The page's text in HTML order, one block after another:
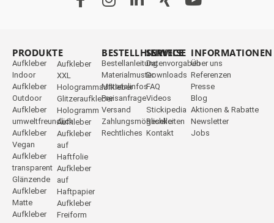
PRODUKTE
Aufkleber
Indoor
Aufkleber
Outdoor
Aufkleber
umweltfreundlich
Aufkleber
Vegan
Aufkleber
transparent
Glänzende
Aufkleber
Matte
Aufkleber
_
Aufkleber
XXL
Hologrammaufkleber
Glitzeraufkleber
Hologramm
Aufkleber
Aufkleber
auf
Haftfolie
Aufkleber
auf
Haftpapier
Aufkleber
Freiform
BESTELLHINWEISE
Bestellanleitung
Materialmuster
Materialinfos
Preisanfrage
Versand
Zahlungsmöglichkeiten
Rechtliches
SERVICE
Datenvorgaben
Downloads
FAQ
Videos
Stickipedia
Reseller
Kontakt
INFORMATIONEN
Über uns
Referenzen
Presse
Blog
Aktionen & Rabatte
Newsletter
Jobs